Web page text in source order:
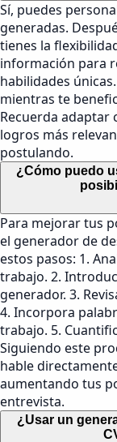
Sí, puedes
generadas.
tienes la
información para
habilidades
mientras te
Recuerda adaptar
logros más
postulando.
¿Cómo puedo
Para mejorar tus
el generador de
estos pasos: 1.
trabajo. 2.
generador. 3.
4. Incorpora
trabajo. 5.
Siguiendo este
hable
aumentando tus
entrevista.
¿Usar un